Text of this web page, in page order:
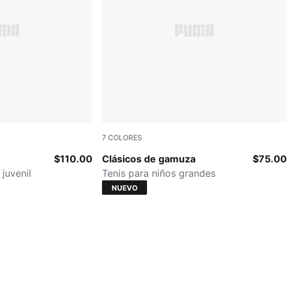
$110.00
7 COLORES
Clásicos de gamuza
PUMA Black-PUMA Black
Tenis para niños grandes
$75.00
NUEVO